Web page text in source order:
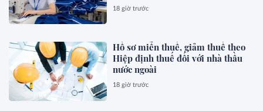
18 giờ trước
Hồ sơ miễn thuế, giảm thuế theo
Hiệp định thuế đối với nhà thầu
nước ngoài
18 giờ trước